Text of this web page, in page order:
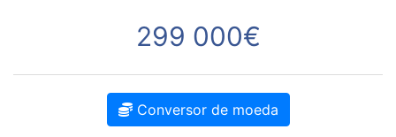
299 000€
Conversor de moeda